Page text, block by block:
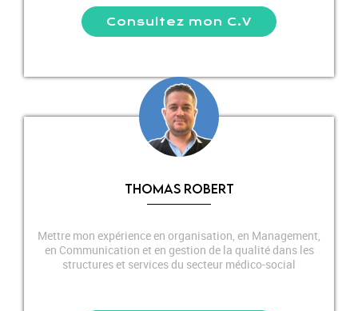
Consultez mon C.V
THOMAS ROBERT
Mettre mon expérience en organisation, en Management,
en Communication et en gestion de la qualité dans les
structures et services du secteur médico-social